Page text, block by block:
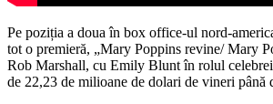
Pe poziția a doua în box office-ul nord-
tot o premieră, „Mary Poppins revine/ Mary
Rob Marshall, cu Emily Blunt în rolul celebrei
de 22,23 de milioane de dolari de vineri până